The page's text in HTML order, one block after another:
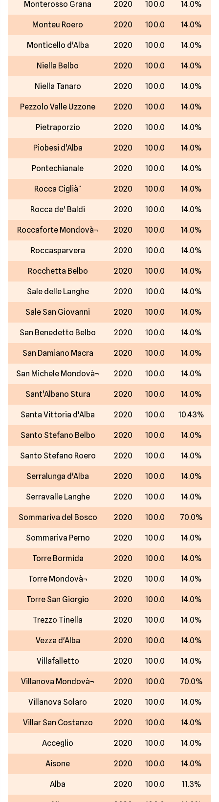
Monterosso Grana 2020 100.0 14.0%
Monteu Roero 2020 100.0 14.0%
Monticello d'Alba 2020 100.0 14.0%
Niella Belbo 2020 100.0 14.0%
Niella Tanaro 2020 100.0 14.0%
Pezzolo Valle Uzzone 2020 100.0 14.0%
Pietraporzio 2020 100.0 14.0%
Piobesi d'Alba 2020 100.0 14.0%
Pontechianale 2020 100.0 14.0%
Rocca Ciglià¨ 2020 100.0 14.0%
Rocca de' Baldi 2020 100.0 14.0%
Roccaforte Mondovà¬ 2020 100.0 14.0%
Roccasparvera 2020 100.0 14.0%
Rocchetta Belbo 2020 100.0 14.0%
Sale delle Langhe 2020 100.0 14.0%
Sale San Giovanni 2020 100.0 14.0%
San Benedetto Belbo 2020 100.0 14.0%
San Damiano Macra 2020 100.0 14.0%
San Michele Mondovà¬ 2020 100.0 14.0%
Sant'Albano Stura 2020 100.0 14.0%
Santa Vittoria d'Alba 2020 100.0 10.43%
Santo Stefano Belbo 2020 100.0 14.0%
Santo Stefano Roero 2020 100.0 14.0%
Serralunga d'Alba 2020 100.0 14.0%
Serravalle Langhe 2020 100.0 14.0%
Sommariva del Bosco 2020 100.0 70.0%
Sommariva Perno 2020 100.0 14.0%
Torre Bormida 2020 100.0 14.0%
Torre Mondovà¬ 2020 100.0 14.0%
Torre San Giorgio 2020 100.0 14.0%
Trezzo Tinella 2020 100.0 14.0%
Vezza d'Alba 2020 100.0 14.0%
Villafalletto 2020 100.0 14.0%
Villanova Mondovà¬ 2020 100.0 70.0%
Villanova Solaro 2020 100.0 14.0%
Villar San Costanzo 2020 100.0 14.0%
Acceglio 2020 100.0 14.0%
Aisone 2020 100.0 14.0%
Alba 2020 100.0 11.3%